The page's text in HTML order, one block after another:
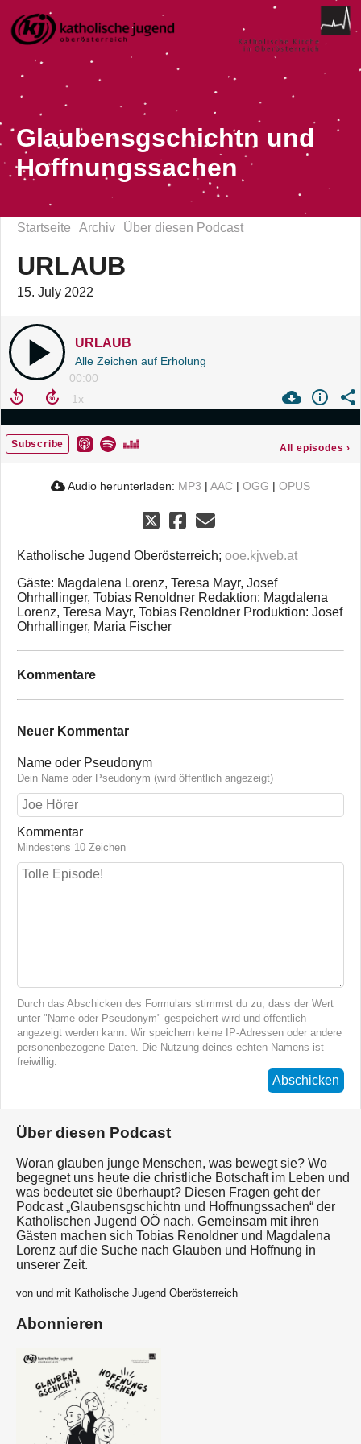
Glaubensgschichtn und
Hoffnungssachen
Startseite Archiv Über diesen Podcast
URLAUB
15. July 2022
URLAUB
Alle Zeichen auf Erholung
00:00
Subscribe All episodes ›
Audio herunterladen: MP3 | AAC | OGG | OPUS
Katholische Jugend Oberösterreich; ooe.kjweb.at
Gäste: Magdalena Lorenz, Teresa Mayr, Josef
Ohrhallinger, Tobias Renoldner Redaktion: Magdalena
Lorenz, Teresa Mayr, Tobias Renoldner Produktion: Josef
Ohrhallinger, Maria Fischer
Kommentare
Neuer Kommentar
Name oder Pseudonym
Dein Name oder Pseudonym (wird öffentlich angezeigt)
Kommentar
Mindestens 10 Zeichen
Durch das Abschicken des Formulars stimmst du zu, dass der Wert
unter "Name oder Pseudonym" gespeichert wird und öffentlich
angezeigt werden kann. Wir speichern keine IP-Adressen oder andere
personenbezogene Daten. Die Nutzung deines echten Namens ist
freiwillig.
Abschicken
Über diesen Podcast
Woran glauben junge Menschen, was bewegt sie? Wo
begegnet uns heute die christliche Botschaft im Leben und
was bedeutet sie überhaupt? Diesen Fragen geht der
Podcast „Glaubensgschichtn und Hoffnungssachen“ der
Katholischen Jugend OÖ nach. Gemeinsam mit ihren
Gästen machen sich Tobias Renoldner und Magdalena
Lorenz auf die Suche nach Glauben und Hoffnung in
unserer Zeit.
von und mit Katholische Jugend Oberösterreich
Abonnieren